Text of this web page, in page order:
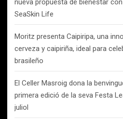
nueva propuesta de bienestar
SeaSkin Life
Moritz presenta Caipiripa, una
cerveza y caipiriña, ideal para
brasileño
El Celler Masroig dona la
primera edició de la seva Festa
juliol